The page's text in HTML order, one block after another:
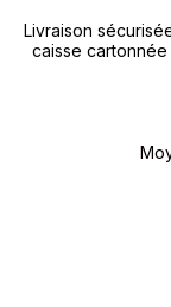
Livraison
caisse